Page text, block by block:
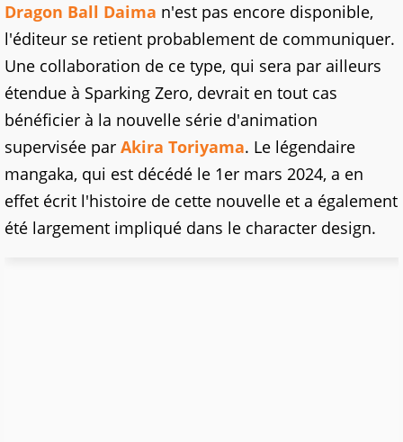
Dragon Ball Daima n'est pas encore disponible,
l'éditeur se retient probablement de communiquer.
Une collaboration de ce type, qui sera par ailleurs
étendue à Sparking Zero, devrait en tout cas
bénéficier à la nouvelle série d'animation
supervisée par Akira Toriyama. Le légendaire
mangaka, qui est décédé le 1er mars 2024, a en
effet écrit l'histoire de cette nouvelle et a également
été largement impliqué dans le character design.